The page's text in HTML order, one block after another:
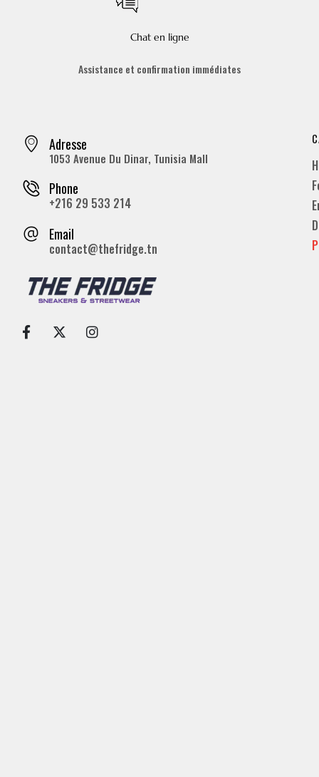
Chat en ligne
Assistance et confirmation immédiates
Adresse
1053 Avenue Du Dinar, Tunisia Mall
Phone
+216 29 533 214
Email
contact@thefridge.tn